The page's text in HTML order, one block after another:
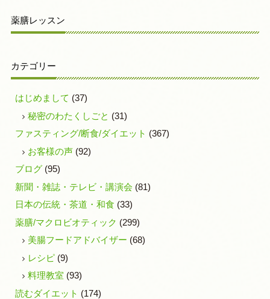
薬膳レッスン
カテゴリー
はじめまして (37)
秘密のわたくしごと (31)
ファスティング/断食/ダイエット (367)
お客様の声 (92)
ブログ (95)
新聞・雑誌・テレビ・講演会 (81)
日本の伝統・茶道・和食 (33)
薬膳/マクロビオティック (299)
美腸フードアドバイザー (68)
レシピ (9)
料理教室 (93)
読むダイエット (174)